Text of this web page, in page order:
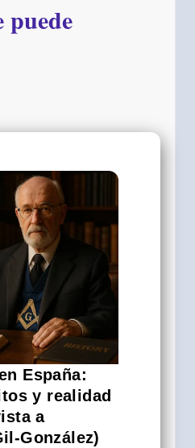
puede
España:
y realidad
a
González)